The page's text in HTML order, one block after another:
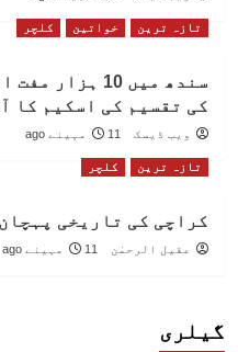
تازہ ترین خواتین کلچر
سندھ میں 10
کی تقسیم کی اسکیم کا
ویب ڈیسک 11 مہینے ago
تازہ ترین کلچر
کراچی کی تاریخی
عقیل الرحمٰن 11 مہینے ago
گیلری